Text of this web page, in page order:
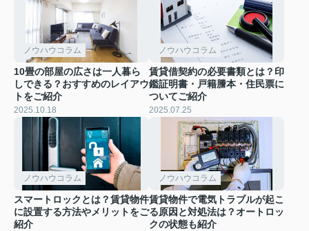
ノウハウコラム
10畳の部屋の広さは一人暮ら
しできる？おすすめのレイアウ
トをご紹介
2025.10.18
ノウハウコラム
賃貸借契約の必要書類とは？印
鑑証明書・戸籍謄本・住民票に
ついてご紹介
2025.07.25
ノウハウコラム
スマートロックとは？賃貸物件
に設置する方法やメリットをご
紹介
ノウハウコラム
賃貸物件で電気トラブルが起こ
る原因と対処法は？オートロッ
クの状態も紹介